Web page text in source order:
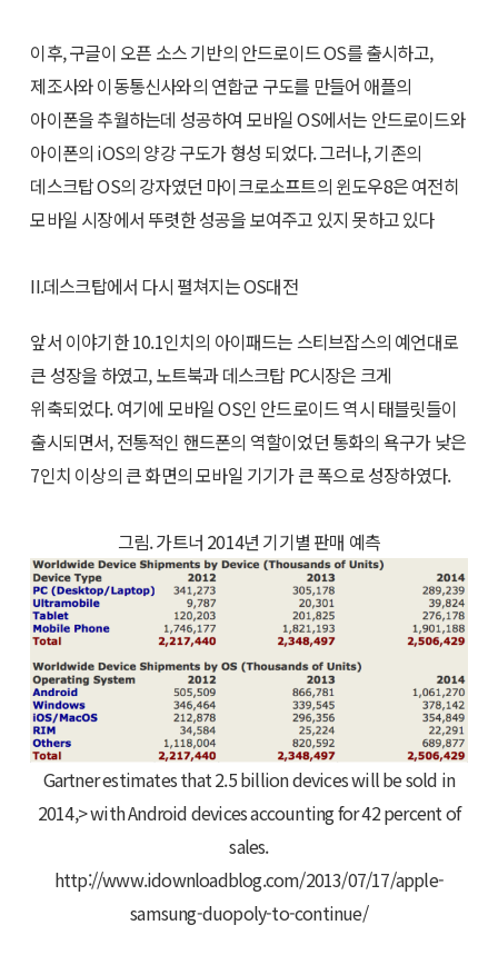
이후, 구글이 오픈 소스 기반의 안드로이드 OS를 출시하고,
제조사와 이동통신사와의 연합군 구도를 만들어 애플의
아이폰을 추월하는데 성공하여 모바일 OS에서는 안드로이드와
아이폰의 iOS의 양강 구도가 형성 되었다. 그러나, 기존의
데스크탑 OS의 강자였던 마이크로소프트의 윈도우8은 여전히
모바일 시장에서 뚜렷한 성공을 보여주고 있지 못하고 있다
II.데스크탑에서 다시 펼쳐지는 OS대전
앞서 이야기한 10.1인치의 아이패드는 스티브잡스의 예언대로
큰 성장을 하였고, 노트북과 데스크탑 PC시장은 크게
위축되었다. 여기에 모바일 OS인 안드로이드 역시 태블릿들이
출시되면서, 전통적인 핸드폰의 역할이었던 통화의 욕구가 낮은
7인치 이상의 큰 화면의 모바일 기기가 큰 폭으로 성장하였다.
그림. 가트너 2014년 기기별 판매 예측
Gartner estimates that 2.5 billion devices will be sold in
2014,> with Android devices accounting for 42 percent of
sales.
http://www.idownloadblog.com/2013/07/17/apple-
samsung-duopoly-to-continue/